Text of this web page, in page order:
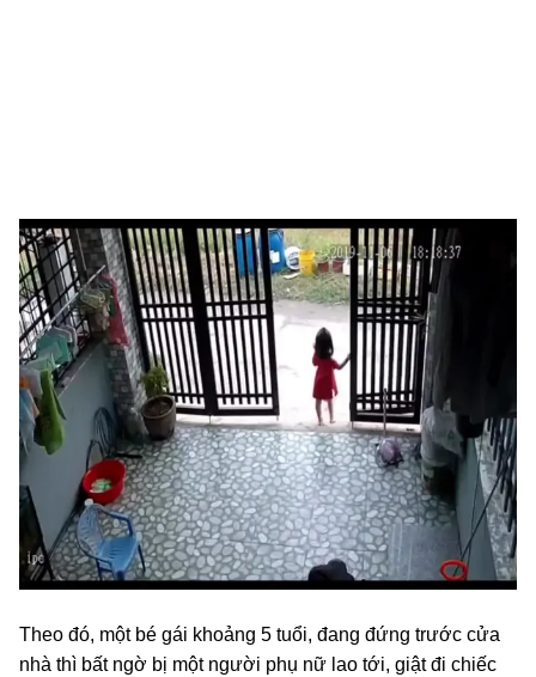
Theo đó, một bé gái khoảng 5 tuổi, đang đứng trước cửa
nhà thì bất ngờ bị một người phụ nữ lao tới, giật đi chiếc